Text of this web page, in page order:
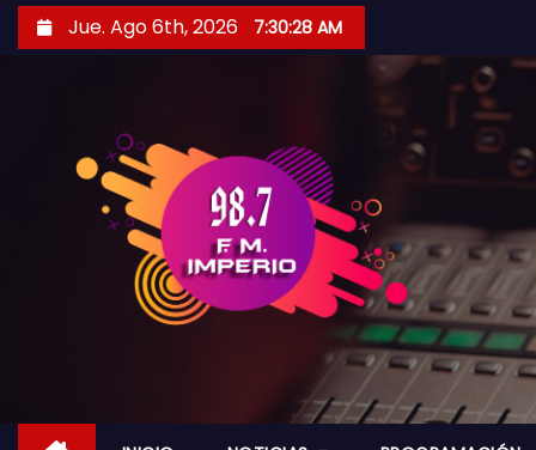
Jue. Ago 6th, 2026 7:30:29 AM